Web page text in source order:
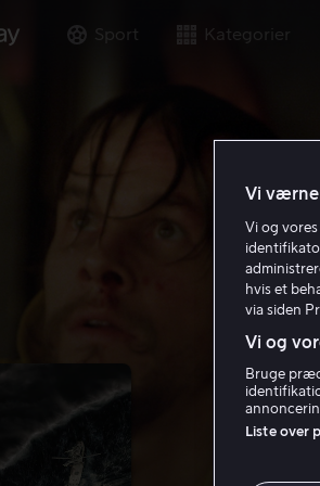
Sport Kategorier
Vi
Vi og vores
hvis et
via siden
Vi og
Bruge
Liste over